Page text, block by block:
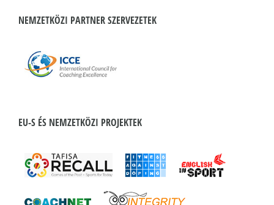
NEMZETKÖZI PARTNER SZERVEZETEK
EU-S ÉS NEMZETKÖZI PROJEKTEK